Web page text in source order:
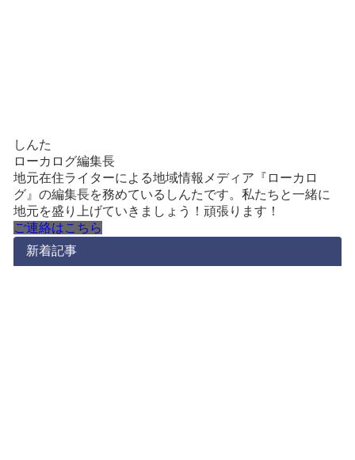
しんた
ローカログ編集長
地元在住ライターによる地域情報メディア『ローカロ
グ』の編集長を務めているしんたです。私たちと一緒に
地元を盛り上げていきましょう！頑張ります！
ご連絡はこちら
新着記事